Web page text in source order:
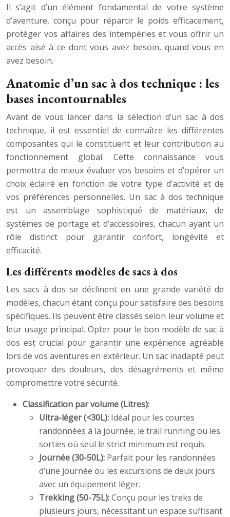
Il s’agit d’un élément fondamental de votre système
d’aventure, conçu pour répartir le poids efficacement,
protéger vos affaires des intempéries et vous offrir un
accès aisé à ce dont vous avez besoin, quand vous en
avez besoin.
Anatomie d’un sac à dos technique : les
bases incontournables
Avant de vous lancer dans la sélection d’un sac à dos
technique, il est essentiel de connaître les différentes
composantes qui le constituent et leur contribution au
fonctionnement global. Cette connaissance vous
permettra de mieux évaluer vos besoins et d’opérer un
choix éclairé en fonction de votre type d’activité et de
vos préférences personnelles. Un sac à dos technique
est un assemblage sophistiqué de matériaux, de
systèmes de portage et d’accessoires, chacun ayant un
rôle distinct pour garantir confort, longévité et
efficacité.
Les différents modèles de sacs à dos
Les sacs à dos se déclinent en une grande variété de
modèles, chacun étant conçu pour satisfaire des besoins
spécifiques. Ils peuvent être classés selon leur volume et
leur usage principal. Opter pour le bon modèle de sac à
dos est crucial pour garantir une expérience agréable
lors de vos aventures en extérieur. Un sac inadapté peut
provoquer des douleurs, des désagréments et même
compromettre votre sécurité.
Classification par volume (Litres):
Ultra-léger (<30L): Idéal pour les courtes
randonnées à la journée, le trail running ou les
sorties où seul le strict minimum est requis.
Journée (30-50L): Parfait pour les randonnées
d’une journée ou les excursions de deux jours
avec un équipement léger.
Trekking (50-75L):Conçu pour les treks de
plusieurs jours, nécessitant un espace suffisant